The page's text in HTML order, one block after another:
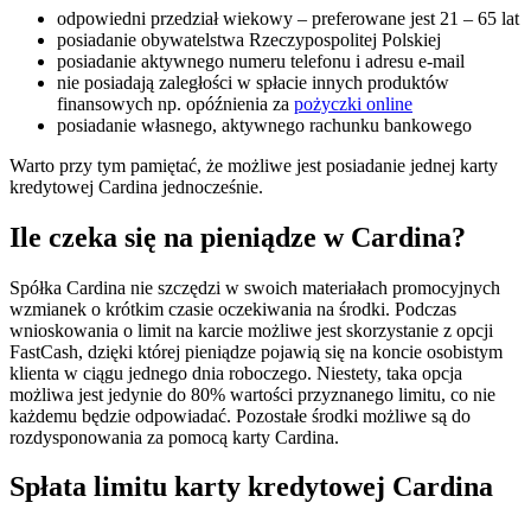
odpowiedni przedział wiekowy – preferowane jest 21 – 65 lat
posiadanie obywatelstwa Rzeczypospolitej Polskiej
posiadanie aktywnego numeru telefonu i adresu e-mail
nie posiadają zaległości w spłacie innych produktów
finansowych np. opóźnienia za pożyczki online
posiadanie własnego, aktywnego rachunku bankowego
Warto przy tym pamiętać, że możliwe jest posiadanie jednej karty
kredytowej Cardina jednocześnie.
Ile czeka się na pieniądze w Cardina?
Spółka Cardina nie szczędzi w swoich materiałach promocyjnych
wzmianek o krótkim czasie oczekiwania na środki. Podczas
wnioskowania o limit na karcie możliwe jest skorzystanie z opcji
FastCash, dzięki której pieniądze pojawią się na koncie osobistym
klienta w ciągu jednego dnia roboczego. Niestety, taka opcja
możliwa jest jedynie do 80% wartości przyznanego limitu, co nie
każdemu będzie odpowiadać. Pozostałe środki możliwe są do
rozdysponowania za pomocą karty Cardina.
Spłata limitu karty kredytowej Cardina